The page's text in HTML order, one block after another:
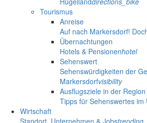
Tourismus
Anreise
Auf nach Markersdorf!
Übernachtungen
Hotels & Pensionenhotel
Sehenswert
Sehenswürdigkeiten der
Markersdorfvisibility
Ausflugsziele in der Region
Tipps für Sehenswertes im
Wirtschaft
Standort, Unternehmen & Jobs